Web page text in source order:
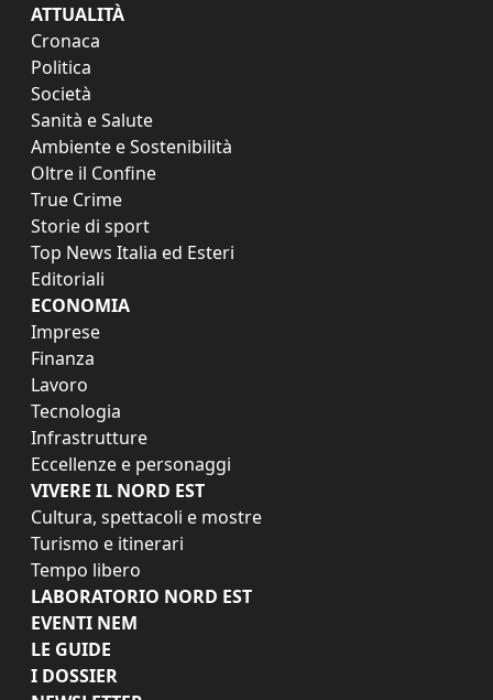
ATTUALITÀ
Cronaca
Politica
Società
Sanità e Salute
Ambiente e Sostenibilità
Oltre il Confine
True Crime
Storie di sport
Top News Italia ed Esteri
Editoriali
ECONOMIA
Imprese
Finanza
Lavoro
Tecnologia
Infrastrutture
Eccellenze e personaggi
VIVERE IL NORD EST
Cultura, spettacoli e mostre
Turismo e itinerari
Tempo libero
LABORATORIO NORD EST
EVENTI NEM
LE GUIDE
I DOSSIER